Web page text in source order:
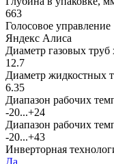
663
Голосовое управление
Яндекс Алиса
Диаметр газовых труб
12.7
Диаметр жидкостных
6.35
Диапазон рабочих
-20...+24
Диапазон рабочих
-20...+43
Инверторная